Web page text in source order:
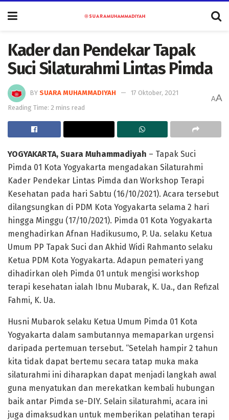
Kader dan Pendekar Tapak
Suci Silaturahmi Lintas Pimda
BY SUARA MUHAMMADIYAH
17 Oktober, 2021
Reading Time: 2 mins read
AA
YOGYAKARTA, Suara Muhammadiyah – Tapak Suci
Pimda 01 Kota Yogyakarta mengadakan Silaturahmi
Kader Pendekar Lintas Pimda dan Workshop Terapi
Kesehatan pada hari Sabtu (16/10/2021). Acara tersebut
dilangsungkan di PDM Kota Yogyakarta selama 2 hari
hingga Minggu (17/10/2021). Pimda 01 Kota Yogyakarta
menghadirkan Afnan Hadikusumo, P. Ua. selaku Ketua
Umum PP Tapak Suci dan Akhid Widi Rahmanto selaku
Ketua PDM Kota Yogyakarta. Adapun pemateri yang
dihadirkan oleh Pimda 01 untuk mengisi workshop
terapi kesehatan ialah Ibnu Mubarak, K. Ua., dan Refizal
Fahmi, K. Ua.
Husni Mubarok selaku Ketua Umum Pimda 01 Kota
Yogyakarta dalam sambutannya memaparkan urgensi
daripada pertemuan tersebut. “Setelah hampir 2 tahun
kita tidak dapat bertemu secara tatap muka maka
silaturahmi ini diharapkan dapat menjadi langkah awal
guna menyatukan dan merekatkan kembali hubungan
baik antar Pimda se-DIY. Selain silaturahmi, acara ini
juga dimaksudkan untuk memberikan pelatihan terapi